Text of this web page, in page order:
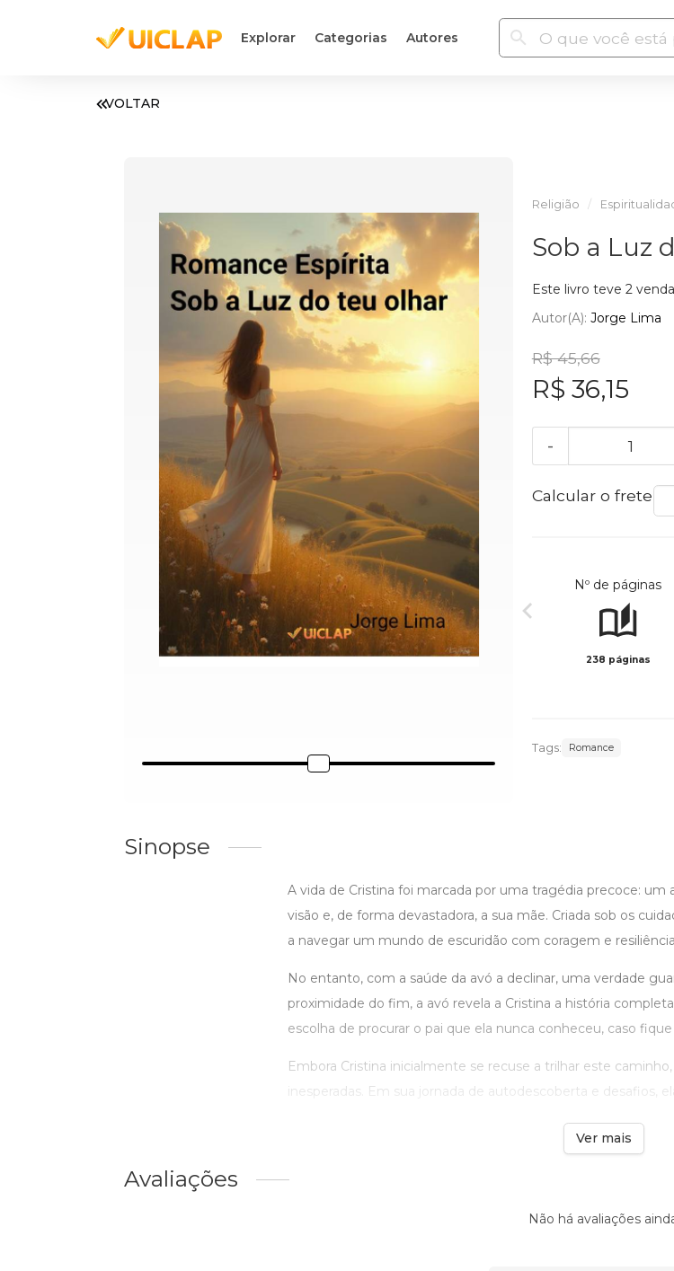
Explorar Categorias Autores
VOLTAR
Religião
Sob a Luz
Este livro teve 2
Autor(a): Jorge Lima
R$ 45,66
R$ 36,15
-
Calcular o frete
Nº de páginas
238 páginas
Tags: Romance
Sinopse
A vida de Cristina foi marcada por uma tragédia precoce:
visão e, de forma devastadora, a sua mãe. Criada sob os
a navegar um mundo de escuridão com coragem e
No entanto, com a saúde da avó a declinar, uma verdade
proximidade do fim, a avó revela a Cristina a história
escolha de procurar o pai que ela nunca conheceu, caso fique
Embora Cristina inicialmente se recuse a trilhar este
inesperadas. Em sua jornada de autodescoberta e desafios,
Ver mais
Avaliações
Não há avaliações